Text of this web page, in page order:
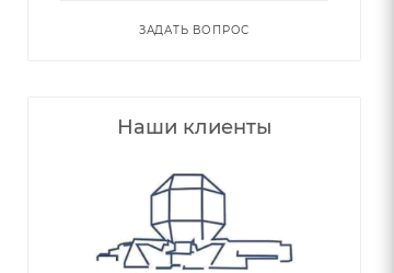
ЗАДАТЬ ВОПРОС
Наши клиенты